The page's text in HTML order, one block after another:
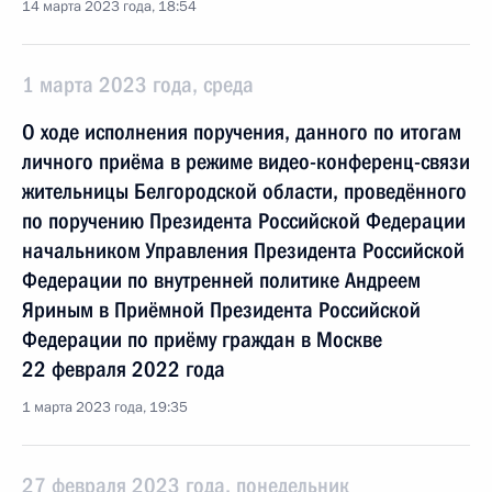
14 марта 2023 года, 18:54
1 марта 2023 года, среда
О ходе исполнения поручения, данного по итогам
личного приёма в режиме видео-конференц-связи
жительницы Белгородской области, проведённого
по поручению Президента Российской Федерации
начальником Управления Президента Российской
Федерации по внутренней политике Андреем
Яриным в Приёмной Президента Российской
Федерации по приёму граждан в Москве
22 февраля 2022 года
1 марта 2023 года, 19:35
27 февраля 2023 года, понедельник